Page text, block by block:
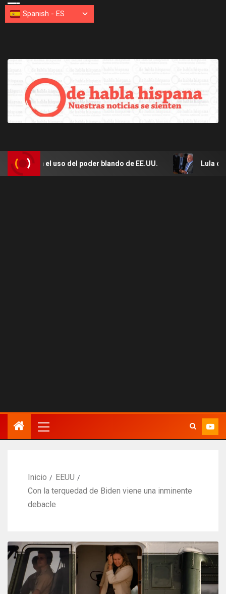
uso del poder blando de EE.UU. Lula culpa a
Inicio
EEUU
Con la terquedad de Biden viene una inminente
debacle
Spanish - ES